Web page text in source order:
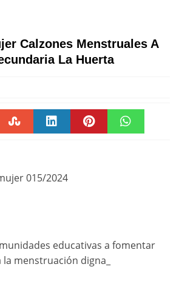
Calzones Menstruales A
La Huerta
015/2024
educativas a fomentar
menstruación digna_